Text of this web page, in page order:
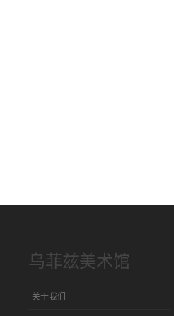
乌菲兹美术馆
关于我们